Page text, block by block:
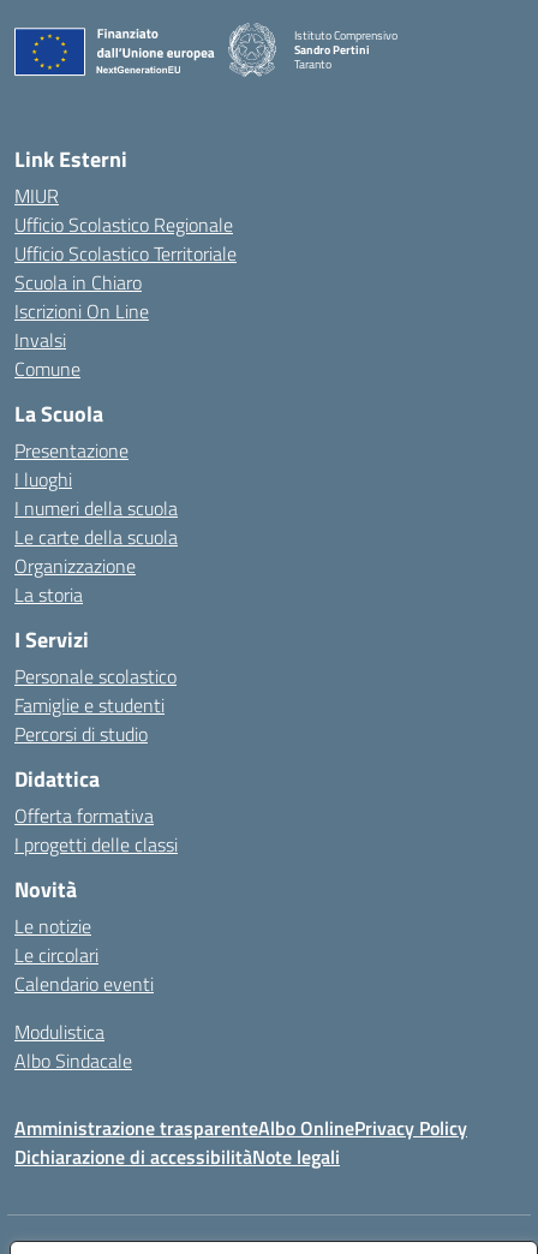
Istituto Comprensivo
Sandro Pertini
Taranto
Link Esterni
MIUR
Ufficio Scolastico Regionale
Ufficio Scolastico Territoriale
Scuola in Chiaro
Iscrizioni On Line
Invalsi
Comune
La Scuola
Presentazione
I luoghi
I numeri della scuola
Le carte della scuola
Organizzazione
La storia
I Servizi
Personale scolastico
Famiglie e studenti
Percorsi di studio
Didattica
Offerta formativa
I progetti delle classi
Novità
Le notizie
Le circolari
Calendario eventi
Modulistica
Albo Sindacale
Amministrazione trasparenteAlbo OnlinePrivacy Policy
Dichiarazione di accessibilitàNote legali